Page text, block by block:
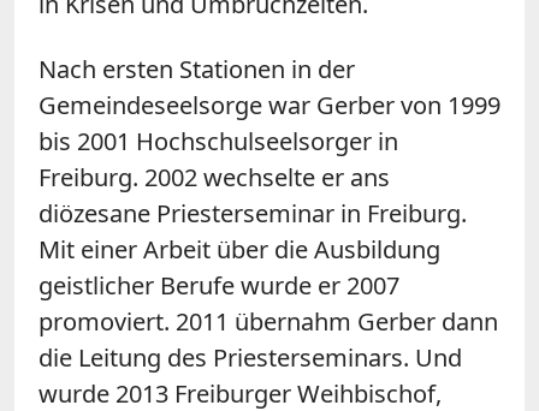
Nach ersten Stationen in der
Gemeindeseelsorge war Gerber von 1999
bis 2001 Hochschulseelsorger in
Freiburg. 2002 wechselte er ans
diözesane Priesterseminar in Freiburg.
Mit einer Arbeit über die Ausbildung
geistlicher Berufe wurde er 2007
promoviert. 2011 übernahm Gerber dann
die Leitung des Priesterseminars. Und
wurde 2013 Freiburger Weihbischof,